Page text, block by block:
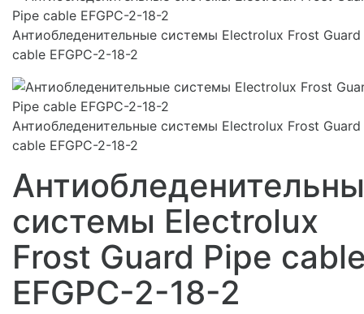
Антиобледенительные системы Electrolux Frost Guard
cable EFGPC-2-18-2
Антиобледенительные системы Electrolux Frost Guard
cable EFGPC-2-18-2
системы Electrolux
Frost Guard Pipe
EFGPC-2-18-2